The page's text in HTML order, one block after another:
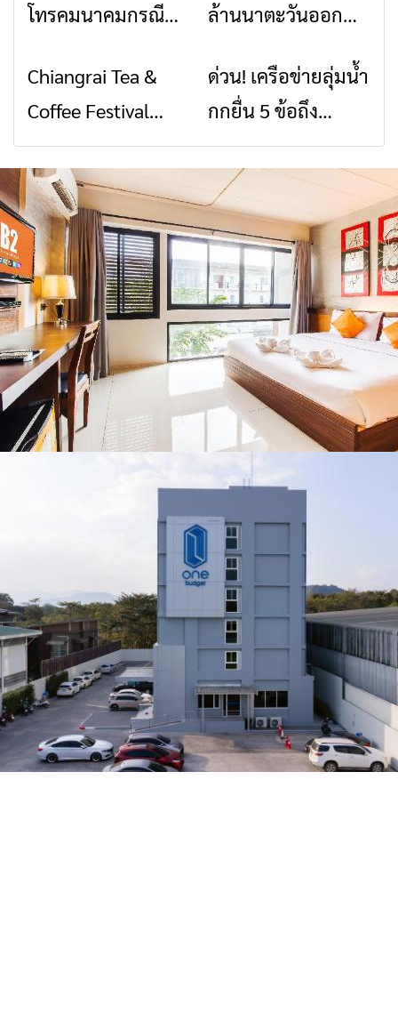
โทรคมนาคมกรณีภัย
สัญญาณขาด การ
สื่อสารต้องไม่หยุด
ล้านนาตะวันออก
สินค้าเด่น และเสน่ห์
วัฒนธรรมจาก 4
จังหวัด เชียงราย
พะเยา แพร่ และ
น่าน พร้อมชม
คอนเสิร์ตจากศิลปิน
ชื่อดังตลอด 5 วัน
ข่าวเชียงราย
Chiangrai Tea &
Coffee Festival
2026
ข่าวเชียงราย
ด่วน! เครือข่ายลุ่มน้ำ
กกยื่น 5 ข้อถึง
รัฐบาล จี้นายกฯ ลง
เชียงราย แก้วิกฤต
สารปนเปื้อนต้นน้ำ